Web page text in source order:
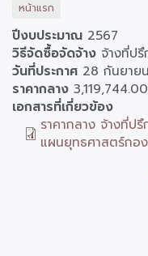
หน้าแรก
ปีงบประมาณ 2567
วิธีจัดซื้อจัดจ้าง จ้างที่ป
วันที่ประกาศ 28 กันยาย
ราคากลาง
เอกสารที่เกี่ยวข้อง
ราคากลาง จ้างที่ป
แผนยุทธศาสตร์กอ